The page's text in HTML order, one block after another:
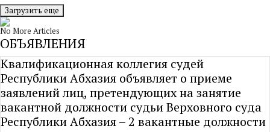
Загрузить еще
No More Articles
ОБЪЯВЛЕНИЯ
Квалификационная коллегия судей
Республики Абхазия объявляет о приеме
заявлений лиц, претендующих на занятие
вакантной должности судьи Верховного суда
Республики Абхазия – 2 вакантные должности